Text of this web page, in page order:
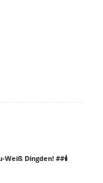
Weiß Dingden! ##🕯️